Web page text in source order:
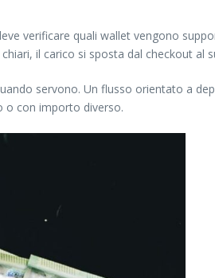
verificare quali wallet vengono
il carico si sposta dal checkout al
servono. Un flusso orientato a
o con importo diverso.